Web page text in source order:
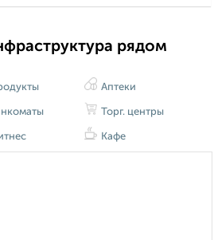
рядом
Аптеки
Торг. центры
Кафе